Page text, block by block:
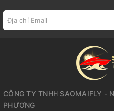
CÔNG TY TNHH SAOMAIFLY -
PHƯƠNG